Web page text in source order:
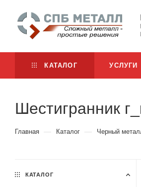
КАТАЛОГ УСЛУГИ
Шестигранник
Главная — Каталог — Черный
КАТАЛОГ